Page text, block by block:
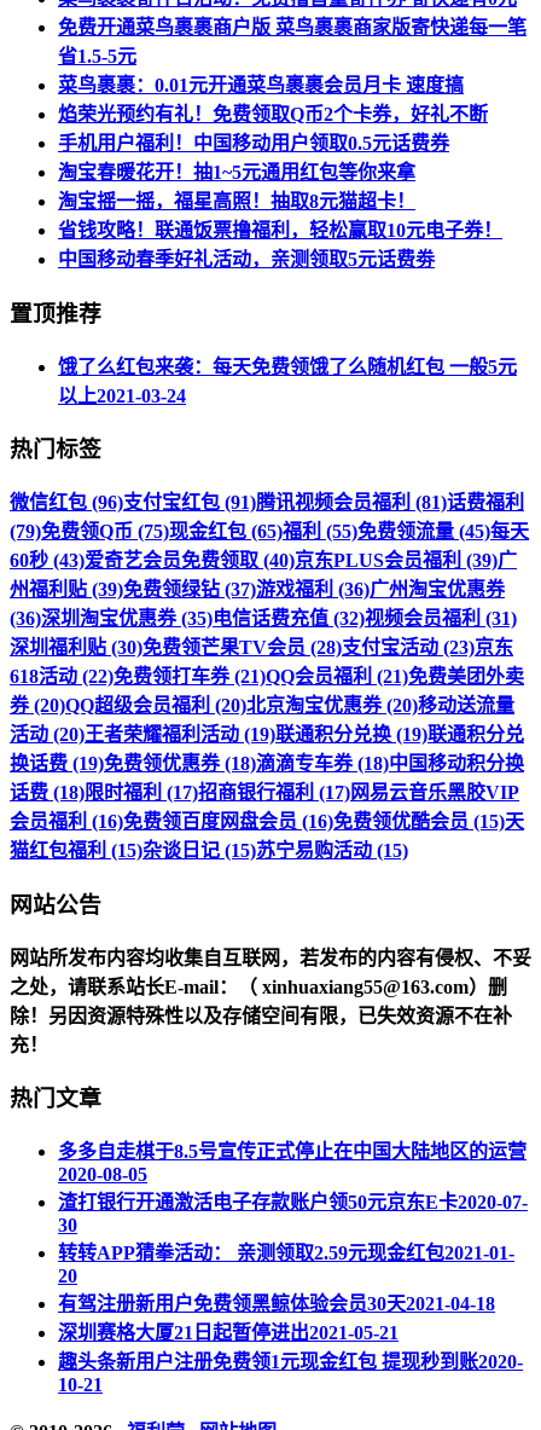
免费开通菜鸟裹裹商户版 菜鸟裹裹商家版寄快递每一笔
省1.5-5元
菜鸟裹裹：0.01元开通菜鸟裹裹会员月卡 速度搞
焰荣光预约有礼！免费领取Q币2个卡券，好礼不断
手机用户福利！中国移动用户领取0.5元话费券
淘宝春暖花开！抽1~5元通用红包等你来拿
淘宝摇一摇，福星高照！抽取8元猫超卡！
省钱攻略！联通饭票撸福利，轻松赢取10元电子券！
中国移动春季好礼活动，亲测领取5元话费劵
置顶推荐
饿了么红包来袭：每天免费领饿了么随机红包 一般5元
以上2021-03-24
热门标签
微信红包 (96)支付宝红包 (91)腾讯视频会员福利 (81)话费福利
(79)免费领Q币 (75)现金红包 (65)福利 (55)免费领流量 (45)每天
60秒 (43)爱奇艺会员免费领取 (40)京东PLUS会员福利 (39)广
州福利贴 (39)免费领绿钻 (37)游戏福利 (36)广州淘宝优惠券
(36)深圳淘宝优惠券 (35)电信话费充值 (32)视频会员福利 (31)
深圳福利贴 (30)免费领芒果TV会员 (28)支付宝活动 (23)京东
618活动 (22)免费领打车券 (21)QQ会员福利 (21)免费美团外卖
券 (20)QQ超级会员福利 (20)北京淘宝优惠券 (20)移动送流量
活动 (20)王者荣耀福利活动 (19)联通积分兑换 (19)联通积分兑
换话费 (19)免费领优惠券 (18)滴滴专车券 (18)中国移动积分换
话费 (18)限时福利 (17)招商银行福利 (17)网易云音乐黑胶VIP
会员福利 (16)免费领百度网盘会员 (16)免费领优酷会员 (15)天
猫红包福利 (15)杂谈日记 (15)苏宁易购活动 (15)
网站公告
网站所发布内容均收集自互联网，若发布的内容有侵权、不妥
之处，请联系站长E-mail：（ xinhuaxiang55@163.com）删
除！另因资源特殊性以及存储空间有限，已失效资源不在补
充！
热门文章
多多自走棋于8.5号宣传正式停止在中国大陆地区的运营
2020-08-05
渣打银行开通激活电子存款账户领50元京东E卡2020-07-
30
转转APP猜拳活动： 亲测领取2.59元现金红包2021-01-
20
有驾注册新用户免费领黑鲸体验会员30天2021-04-18
深圳赛格大厦21日起暂停进出2021-05-21
趣头条新用户注册免费领1元现金红包 提现秒到账2020-
10-21